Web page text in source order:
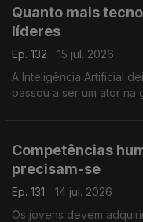
Quanto mais
líderes
Ep. 132
15 jul. 2026
A Inteligência Artificial
passou a ser um ator na
Competências
precisam-se
Ep. 131
14 jul. 2026
Os jovens devem